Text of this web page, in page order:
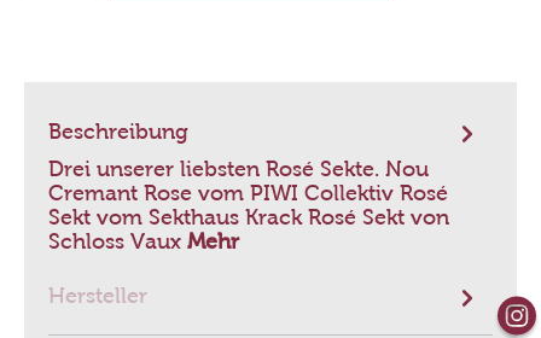
Beschreibung
Drei unserer liebsten Rosé Sekte. Nou
Cremant Rose vom PIWI Collektiv Rosé
Sekt vom Sekthaus Krack Rosé Sekt von
Schloss Vaux Mehr
Hersteller